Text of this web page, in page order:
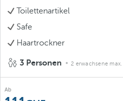
Toilettenartikel
Safe
Haartrockner
3 Personen 2 erwachsene max.
Ab